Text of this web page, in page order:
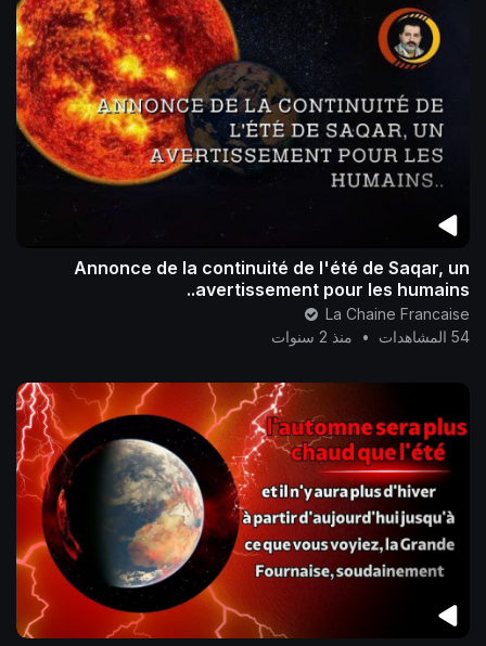
Annonce de la continuité de l'été de Saqar, un
avertissement pour les humains..
La Chaine Francaise
54 المشاهدات
• منذ 2 سنوات